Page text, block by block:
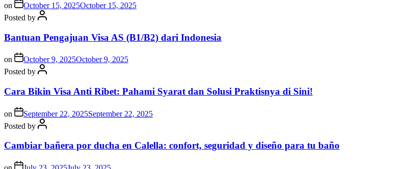
on October 15, 2025October 15, 2025
Posted by
Bantuan Pengajuan Visa AS (B1/B2) dari Indonesia
on October 9, 2025October 9, 2025
Posted by
Cara Bikin Visa Anti Ribet: Pahami Syarat dan Solusi Praktisnya di Sini!
on September 22, 2025September 22, 2025
Posted by
Cambiar bañera por ducha en Calella: confort, seguridad y diseño para tu baño